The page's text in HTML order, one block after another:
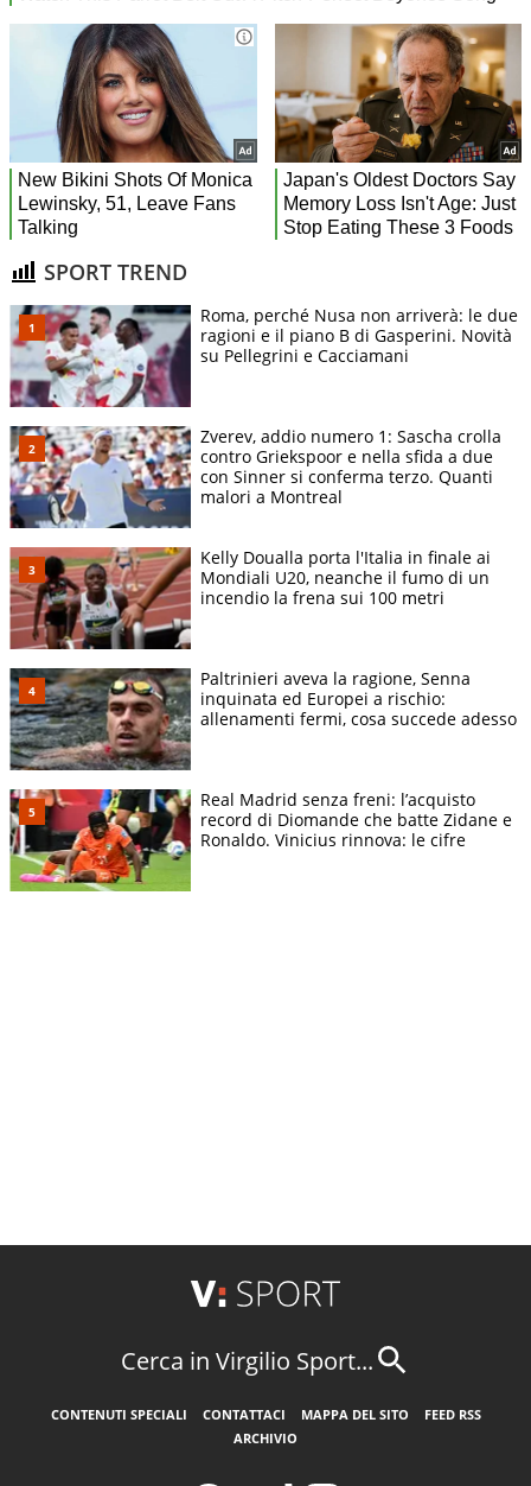
SPORT TREND
Roma, perché Nusa non arriverà: le due
ragioni e il piano B di Gasperini. Novità
su Pellegrini e Cacciamani
Zverev, addio numero 1: Sascha crolla
contro Griekspoor e nella sfida a due
con Sinner si conferma terzo. Quanti
malori a Montreal
Kelly Doualla porta l'Italia in finale ai
Mondiali U20, neanche il fumo di un
incendio la frena sui 100 metri
Paltrinieri aveva la ragione, Senna
inquinata ed Europei a rischio:
allenamenti fermi, cosa succede adesso
Real Madrid senza freni: l’acquisto
record di Diomande che batte Zidane e
Ronaldo. Vinicius rinnova: le cifre
Cerca in Virgilio Sport...
CONTENUTI SPECIALI CONTATTACI MAPPA DEL SITO
FEED RSS
ARCHIVIO